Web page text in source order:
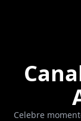
Celebre